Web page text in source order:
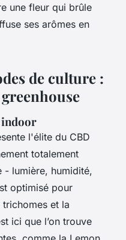
une fleur qui brûle
ses arômes en
de culture :
indoor
l'élite du CBD
totalement
- lumière, humidité,
optimisé pour
et la
ici que l’on trouve